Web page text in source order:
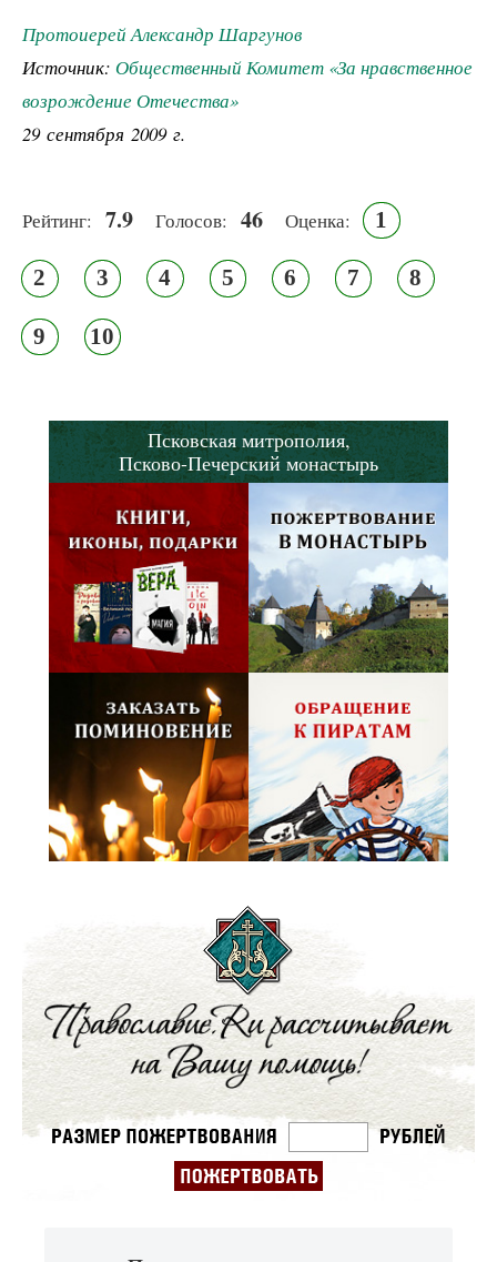
Протоиерей Александр Шаргунов
Источник: Общественный Комитет «За нравственное
возрождение Отечества»
29 сентября 2009 г.
Рейтинг: 7.9 Голосов: 46 Оценка: 1
2 3 4 5 6 7 8
9 10
Псковская митрополия,
Псково-Печерский монастырь